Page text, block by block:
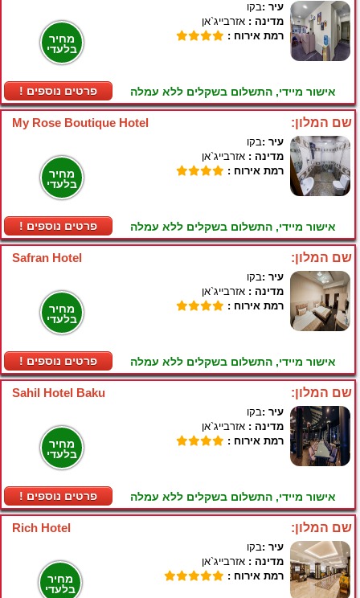
מחיר
בלעדי
! פרטים נוספים
עיר :בקו
מדינה : אזרבייג`אן
רמת אירוח :
אישור מיידי, התשלום בשקלים ללא עמלה
My Rose Boutique Hotel שם המלון:
מחיר
בלעדי
! פרטים נוספים
עיר :בקו
מדינה : אזרבייג`אן
רמת אירוח :
אישור מיידי, התשלום בשקלים ללא עמלה
Safran Hotel שם המלון:
מחיר
בלעדי
! פרטים נוספים
עיר :בקו
מדינה : אזרבייג`אן
רמת אירוח :
אישור מיידי, התשלום בשקלים ללא עמלה
Sahil Hotel Baku שם המלון:
מחיר
בלעדי
! פרטים נוספים
עיר :בקו
מדינה : אזרבייג`אן
רמת אירוח :
אישור מיידי, התשלום בשקלים ללא עמלה
Rich Hotel שם המלון:
מחיר
בלעדי
עיר :בקו
מדינה : אזרבייג`אן
רמת אירוח :